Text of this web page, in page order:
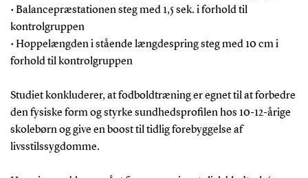
• Balancepræstationen steg med 1,5 sek. i forhold til
kontrolgruppen
• Hoppelængden i stående længdespring steg med 10 cm i
forhold til kontrolgruppen
Studiet konkluderer, at fodboldtræning er egnet til at forbedre
den fysiske form og styrke sundhedsprofilen hos 10-12-årige
skolebørn og give en boost til tidlig forebyggelse af
livsstilssygdomme.